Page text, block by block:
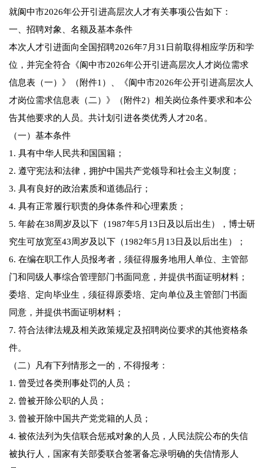
就阆中市2026年公开引进高层次人才有关事项公告如下：
一、招聘对象、名额及基本条件
本次人才引进面向全国招聘2026年7月31日前取得相应学历和学
位，并完全符合《阆中市2026年公开引进高层次人才岗位需求
信息表（一）》（附件1）、《阆中市2026年公开引进高层次人
才岗位需求信息表（二）》（附件2）相关岗位条件要求和本公
告其他要求的人员。共计划引进各类优秀人才20名。
（一）基本条件
1. 具有中华人民共和国国籍；
2. 遵守宪法和法律，拥护中国共产党领导和社会主义制度；
3. 具有良好的政治素质和道德品行；
4. 具有正常履行职责的身体条件和心理素质；
5. 年龄在38周岁及以下（1987年5月13日及以后出生），博士研
究生可放宽至43周岁及以下（1982年5月13日及以后出生）；
6. 在编在职工作人员报考者，须征得服务地用人单位、主管部
门和同级人事综合管理部门书面同意，并提供书面证明材料；
委培、定向毕业生，须征得原委培、定向单位及主管部门书面
同意，并提供书面证明材料；
7. 符合法律法规及相关政策规定及招聘岗位要求的其他资格条
件。
（二）凡有下列情形之一的，不得报考：
1. 曾受过各类刑事处罚的人员；
2. 曾被开除公职的人员；
3. 曾被开除中国共产党党籍的人员；
4. 被依法列为失信联合惩戒对象的人员，人民法院公布的失信
被执行人，国家有关部委联合签署备忘录明确的失信情形人